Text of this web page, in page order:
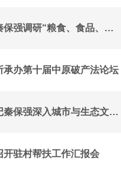
党委书记秦保强调研“粮食、食品、美食”三食贯通研究重大课题推进落实情况
承办第十届中原破产法论坛
院党委书记秦保强深入城市与生态文明研究所调研 推动重大课题研究工作
开驻村帮扶工作汇报会